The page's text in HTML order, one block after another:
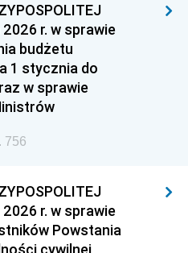
r. w sprawie
budżetu
1 stycznia do
w sprawie
756
r. w sprawie
Powstania